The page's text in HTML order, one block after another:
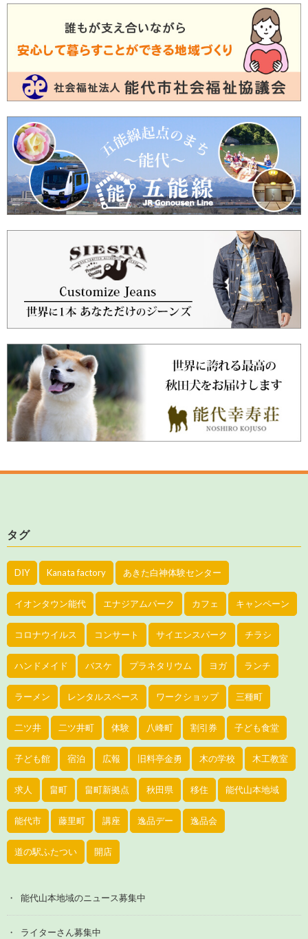
タグ
DIY Kanata factory あきた白神体験センター
イオンタウン能代 エナジアムパーク カフェ キャンペーン
コロナウイルス コンサート サイエンスパーク チラシ
ハンドメイド バスケ プラネタリウム ヨガ ランチ
ラーメン レンタルスペース ワークショップ 三種町
二ツ井 二ツ井町 体験 八峰町 割引券 子ども食堂
子ども館 宿泊 広報 旧料亭金勇 木の学校 木工教室
求人 畠町 畠町新拠点 秋田県 移住 能代山本地域
能代市 藤里町 講座 逸品デー 逸品会
道の駅ふたつい 開店
能代山本地域のニュース募集中
ライターさん募集中